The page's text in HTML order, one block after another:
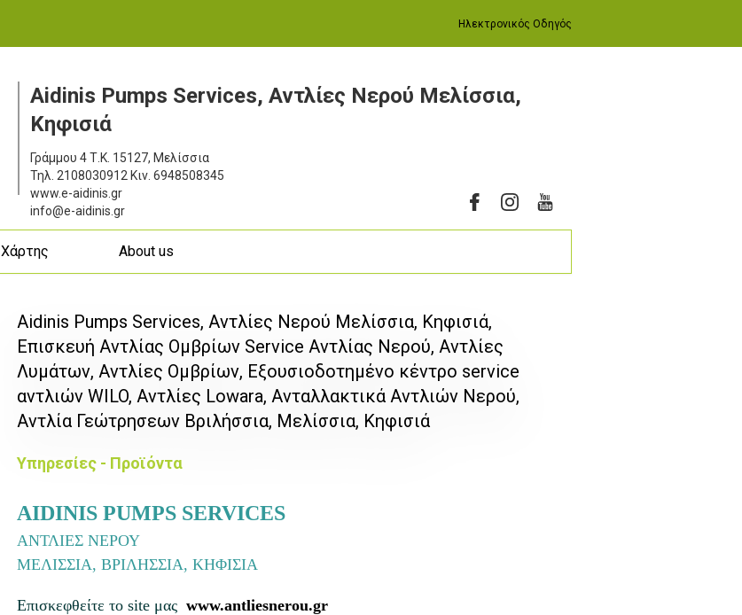
Ηλεκτρονικός Οδηγός
Aidinis Pumps Services, Αντλίες Νερού Μελίσσια,
Κηφισιά
Γράμμου 4 Τ.Κ. 15127, Μελίσσια
Τηλ. 2108030912 Κιν. 6948508345
www.e-aidinis.gr
info@e-aidinis.gr
Χάρτης About us
Aidinis Pumps Services, Αντλίες Νερού Μελίσσια, Κηφισιά,
Επισκευή Αντλίας Ομβρίων Service Αντλίας Νερού, Αντλίες
Λυμάτων, Αντλίες Ομβρίων, Εξουσιοδοτημένο κέντρο service
αντλιών WILO, Αντλίες Lowara, Ανταλλακτικά Αντλιών Νερού,
Αντλία Γεώτρησεων Βριλήσσια, Μελίσσια, Κηφισιά
Υπηρεσίες - Προϊόντα
AIDINIS PUMPS SERVICES
ΑΝΤΛΙΕΣ ΝΕΡΟΥ
ΜΕΛΙΣΣΙΑ, ΒΡΙΛΗΣΣΙΑ, ΚΗΦΙΣΙΑ
Επισκεφθείτε το site μας www.antliesnerou.gr